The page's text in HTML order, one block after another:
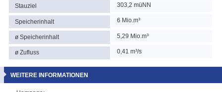
Stauziel 303,2 müNN
Speicherinhalt 6 Mio.m³
ø Speicherinhalt 5,29 Mio.m³
ø Zufluss 0,41 m³/s
WEITERE INFORMATIONEN